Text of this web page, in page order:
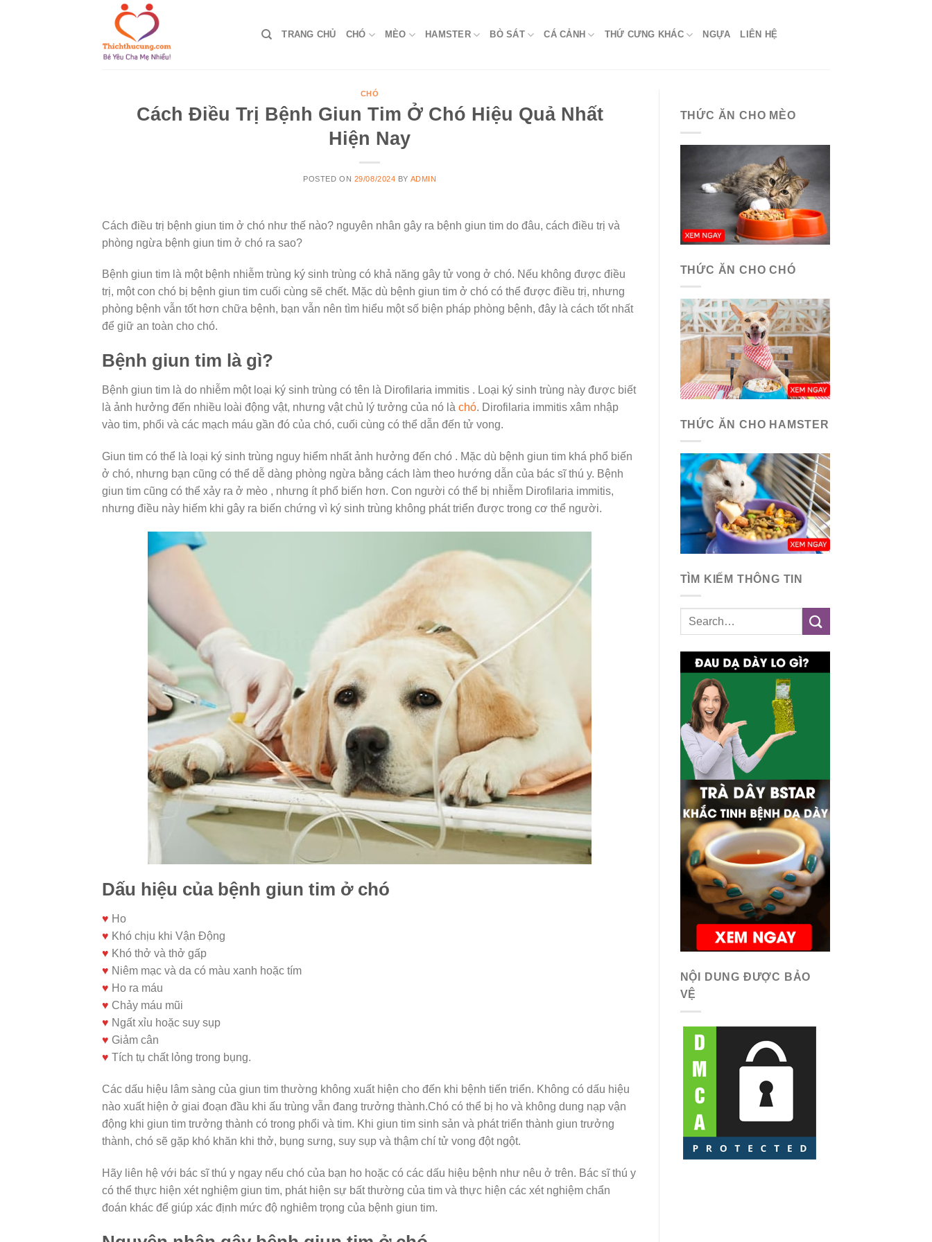
TRANG CHỦ CHÓ MÈO HAMSTER BÒ SÁT CÁ CẢNH THỨ CƯNG KHÁC NGỰA LIÊN HỆ
CHÓ
Cách Điều Trị Bệnh Giun Tim Ở Chó Hiệu Quả Nhất
Hiện Nay
POSTED ON 29/08/2024 BY ADMIN
Cách điều trị bệnh giun tim ở chó như thế nào? nguyên nhân gây ra bệnh giun tim do đâu, cách điều trị và
phòng ngừa bệnh giun tim ở chó ra sao?
Bệnh giun tim là một bệnh nhiễm trùng ký sinh trùng có khả năng gây tử vong ở chó. Nếu không được điều
trị, một con chó bị bệnh giun tim cuối cùng sẽ chết. Mặc dù bệnh giun tim ở chó có thể được điều trị, nhưng
phòng bệnh vẫn tốt hơn chữa bệnh, bạn vẫn nên tìm hiểu một số biện pháp phòng bệnh, đây là cách tốt nhất
để giữ an toàn cho chó.
Bệnh giun tim là gì?
Bệnh giun tim là do nhiễm một loại ký sinh trùng có tên là Dirofilaria immitis . Loại ký sinh trùng này được biết
là ảnh hưởng đến nhiều loài động vật, nhưng vật chủ lý tưởng của nó là chó. Dirofilaria immitis xâm nhập
vào tim, phổi và các mạch máu gần đó của chó, cuối cùng có thể dẫn đến tử vong.
Giun tim có thể là loại ký sinh trùng nguy hiểm nhất ảnh hưởng đến chó . Mặc dù bệnh giun tim khá phổ biến
ở chó, nhưng bạn cũng có thể dễ dàng phòng ngừa bằng cách làm theo hướng dẫn của bác sĩ thú y. Bệnh
giun tim cũng có thể xảy ra ở mèo , nhưng ít phổ biến hơn. Con người có thể bị nhiễm Dirofilaria immitis,
nhưng điều này hiếm khi gây ra biến chứng vì ký sinh trùng không phát triển được trong cơ thể người.
Dấu hiệu của bệnh giun tim ở chó
♥ Ho
♥ Khó chịu khi Vận Động
♥ Khó thở và thở gấp
♥ Niêm mạc và da có màu xanh hoặc tím
♥ Ho ra máu
♥ Chảy máu mũi
♥ Ngất xỉu hoặc suy sụp
♥ Giảm cân
♥ Tích tụ chất lỏng trong bụng.
Các dấu hiệu lâm sàng của giun tim thường không xuất hiện cho đến khi bệnh tiến triển. Không có dấu hiệu
nào xuất hiện ở giai đoạn đầu khi ấu trùng vẫn đang trưởng thành.Chó có thể bị ho và không dung nạp vận
động khi giun tim trưởng thành có trong phổi và tim. Khi giun tim sinh sản và phát triển thành giun trưởng
thành, chó sẽ gặp khó khăn khi thở, bụng sưng, suy sụp và thậm chí tử vong đột ngột.
Hãy liên hệ với bác sĩ thú y ngay nếu chó của bạn ho hoặc có các dấu hiệu bệnh như nêu ở trên. Bác sĩ thú y
có thể thực hiện xét nghiệm giun tim, phát hiện sự bất thường của tim và thực hiện các xét nghiệm chẩn
đoán khác để giúp xác định mức độ nghiêm trọng của bệnh giun tim.
THỨC ĂN CHO MÈO
THỨC ĂN CHO CHÓ
THỨC ĂN CHO HAMSTER
TÌM KIẾM THÔNG TIN
NỘI DUNG ĐƯỢC BẢO
VỆ